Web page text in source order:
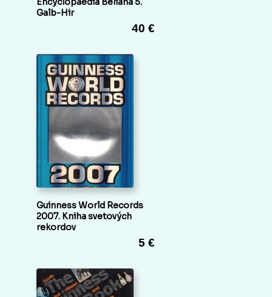
Galb-Hir
40 €
Guinness World Records
2007. Kniha svetových
rekordov
5 €